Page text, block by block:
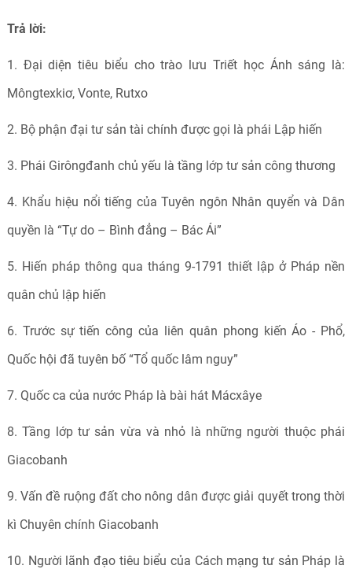
Trả lời:
1. Đại diện tiêu biểu cho trào lưu Triết học Ánh sáng là:
Môngtexkiơ, Vonte, Rutxo
2. Bộ phận đại tư sản tài chính được gọi là phái Lập hiến
3. Phái Girôngđanh chủ yếu là tầng lớp tư sản công thương
4. Khẩu hiệu nổi tiếng của Tuyên ngôn Nhân quyển và Dân
quyền là “Tự do – Bình đẳng – Bác Ái”
5. Hiến pháp thông qua tháng 9-1791 thiết lập ở Pháp nền
quân chủ lập hiến
6. Trước sự tiến công của liên quân phong kiến Áo - Phổ,
Quốc hội đã tuyên bố “Tổ quốc lâm nguy”
7. Quốc ca của nước Pháp là bài hát Mácxâye
8. Tầng lớp tư sản vừa và nhỏ là những người thuộc phái
Giacobanh
9. Vấn đề ruộng đất cho nông dân được giải quyết trong thời
kì Chuyên chính Giacobanh
10. Người lãnh đạo tiêu biểu của Cách mạng tư sản Pháp là